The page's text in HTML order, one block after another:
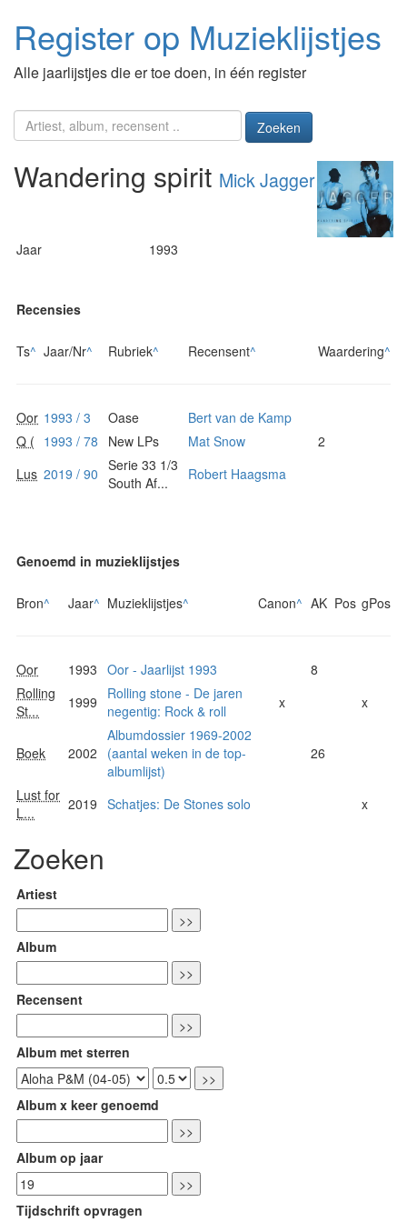
Register op Muzieklijstjes
Alle jaarlijstjes die er toe doen, in één register
Zoeken
Wandering spirit Mick Jagger
Jaar 1993
Recensies
Ts^ Jaar/Nr^ Rubriek^ Recensent^ Waardering^
Oor 1993 / 3 Oase
Bert van de Kamp
Q ( 1993 / 78 New LPs Mat Snow
2
Lus 2019 / 90 Serie 33 1/3
South Af...
Robert Haagsma
Genoemd in muzieklijstjes
Bron^ Jaar^ Muzieklijstjes^ Canon^ AK Pos gPos
Oor 1993 Oor - Jaarlijst 1993
8
Rolling
St...
1999
Rolling stone - De jaren
negentig: Rock & roll
x x
Boek 2002
Albumdossier 1969-2002
(aantal weken in de top-
albumlijst)
26
Lust for
L...
2019 Schatjes: De Stones solo x
Zoeken
Artiest
Album
Recensent
Album met sterren
Album x keer genoemd
Album op jaar
Tijdschrift opvragen